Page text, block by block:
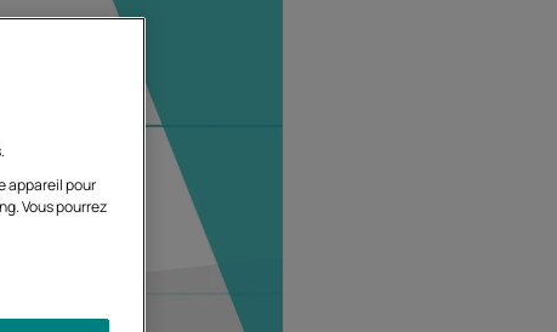
appareil pour
Vous pourrez